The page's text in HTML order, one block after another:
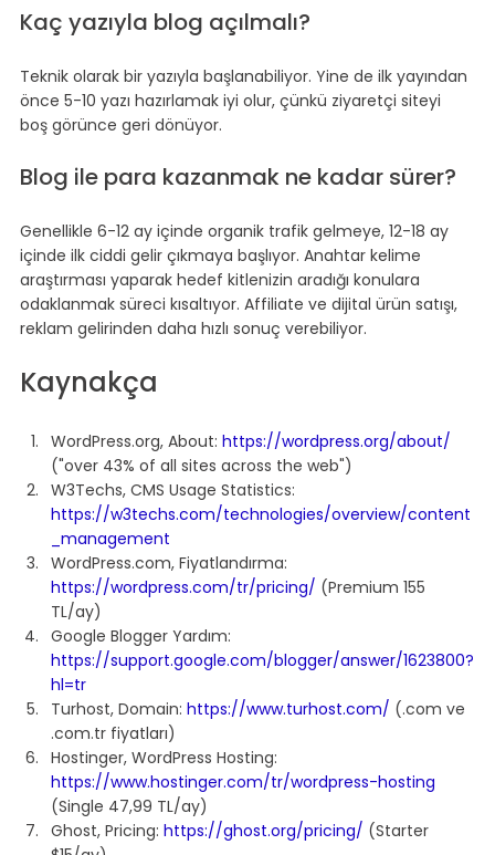
Kaç yazıyla blog açılmalı?
Teknik olarak bir yazıyla başlanabiliyor. Yine de ilk yayından
önce 5-10 yazı hazırlamak iyi olur, çünkü ziyaretçi siteyi
boş görünce geri dönüyor.
Blog ile para kazanmak ne kadar sürer?
Genellikle 6-12 ay içinde organik trafik gelmeye, 12-18 ay
içinde ilk ciddi gelir çıkmaya başlıyor. Anahtar kelime
araştırması yaparak hedef kitlenizin aradığı konulara
odaklanmak süreci kısaltıyor. Affiliate ve dijital ürün satışı,
reklam gelirinden daha hızlı sonuç verebiliyor.
Kaynakça
WordPress.org, About: https://wordpress.org/about/
("over 43% of all sites across the web")
W3Techs, CMS Usage Statistics:
https://w3techs.com/technologies/overview/content
_management
WordPress.com, Fiyatlandırma:
https://wordpress.com/tr/pricing/ (Premium 155
TL/ay)
Google Blogger Yardım:
https://support.google.com/blogger/answer/1623800?
hl=tr
Turhost, Domain: https://www.turhost.com/ (.com ve
.com.tr fiyatları)
Hostinger, WordPress Hosting:
https://www.hostinger.com/tr/wordpress-hosting
(Single 47,99 TL/ay)
Ghost, Pricing: https://ghost.org/pricing/ (Starter